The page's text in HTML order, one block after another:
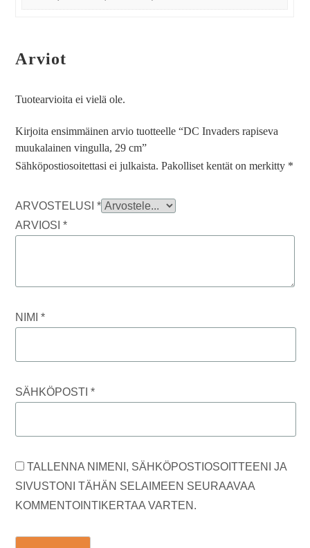
Arviot
Tuotearvioita ei vielä ole.
Kirjoita ensimmäinen arvio tuotteelle “DC Invaders rapiseva
muukalainen vingulla, 29 cm”
Sähköpostiosoitettasi ei julkaista. Pakolliset kentät on merkitty *
ARVOSTELUSI*
ARVIOSI*
NIMI*
SÄHKÖPOSTI*
TALLENNA NIMENI, SÄHKÖPOSTIOSOITTEENI JA
SIVUSTONI TÄHÄN SELAIMEEN SEURAAVAA
KOMMENTOINTIKERTAA VARTEN.